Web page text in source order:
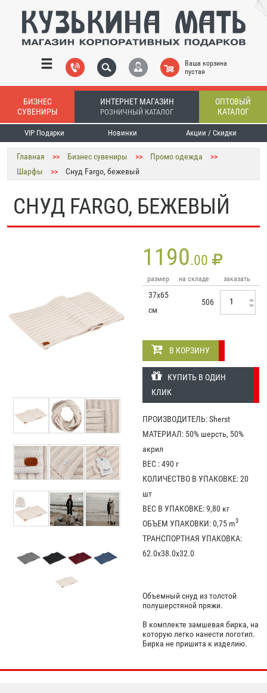
Ваша корзина
пустая
БИЗНЕС
СУВЕНИРЫ
ИНТЕРНЕТ МАГАЗИН
РОЗНИЧНЫЙ КАТАЛОГ
ОПТОВЫЙ
КАТАЛОГ
VIP Подарки Новинки Акции / Скидки
Главная >> Бизнес сувениры >> Промо одежда
>>
Шарфы
>> Снуд Fargo, бежевый
СНУД FARGO, БЕЖЕВЫЙ
1190.00
размер на складе заказать
37х65
см
506
В КОРЗИНУ
КУПИТЬ В ОДИН
КЛИК
ПРОИЗВОДИТЕЛЬ: Sherst
МАТЕРИАЛ: 50% шерсть, 50%
акрил
ВЕС : 490 г
КОЛИЧЕСТВО В УПАКОВКЕ: 20
шт
ВЕС В УПАКОВКЕ: 9,80 кг
ОБЪЕМ УПАКОВКИ: 0,75 m3
ТРАНСПОРТНАЯ УПАКОВКА:
62.0x38.0x32.0
Объемный снуд из толстой
полушерстяной пряжи.
В комплекте замшевая бирка, на
которую легко нанести логотип.
Бирка не пришита к изделию.